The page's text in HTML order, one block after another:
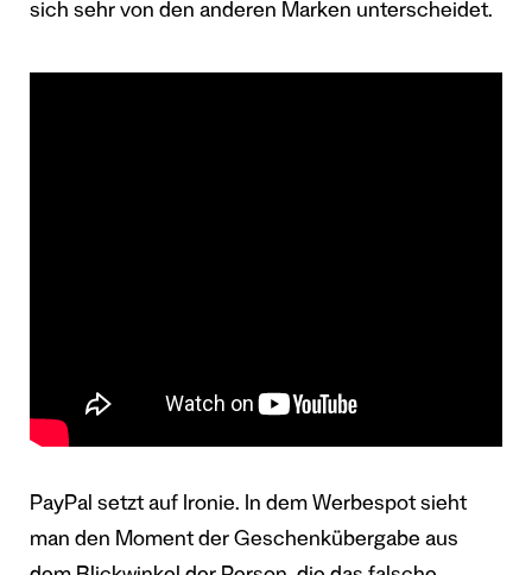
sich sehr von den anderen Marken unterscheidet.
PayPal setzt auf Ironie. In dem Werbespot sieht
man den Moment der Geschenkübergabe aus